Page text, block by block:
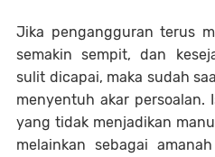
Jika pengangguran terus
semakin sempit, dan
sulit dicapai, maka sudah
menyentuh akar persoalan.
yang tidak menjadikan
melainkan sebagai